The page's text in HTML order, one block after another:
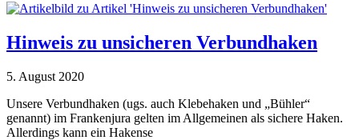
Hinweis zu unsicheren Verbundhaken
5. August 2020
Unsere Verbundhaken (ugs. auch Klebehaken und „Bühler“
genannt) im Frankenjura gelten im Allgemeinen als sichere Haken.
Allerdings kann ein Hakense